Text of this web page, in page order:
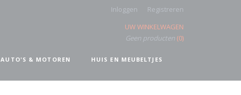
Inloggen
Registreren
UW WINKELWAGEN
Geen producten (0)
AUTO'S & MOTOREN HUIS EN MEUBELTJES